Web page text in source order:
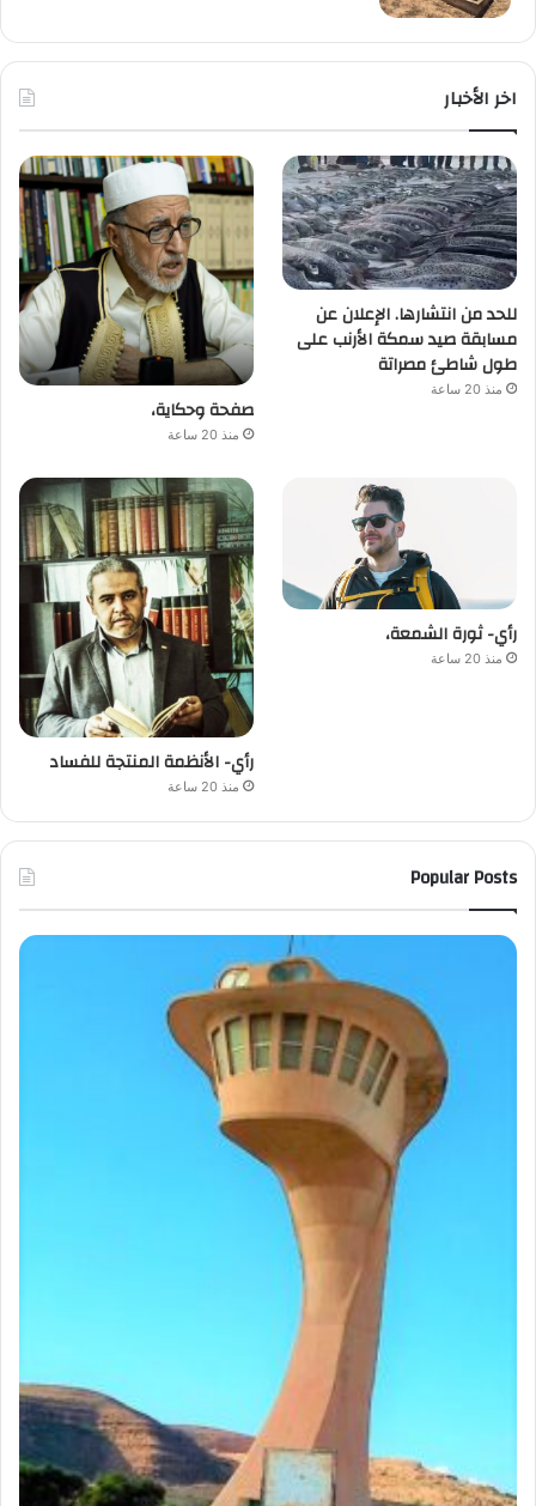
اخر الأخبار
للحد من انتشارها. الإعلان عن
مسابقة صيد سمكة الأرنب على
طول شاطئ مصراتة
منذ 20 ساعة
صفحة وحكاية،
منذ 20 ساعة
رأي- ثورة الشمعة،
منذ 20 ساعة
رأي- الأنظمة المنتجة للفساد
منذ 20 ساعة
Popular Posts